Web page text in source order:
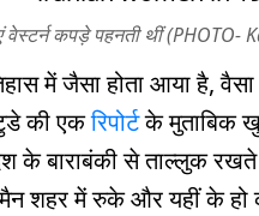
वेस्टर्न कपड़े पहनती थीं
में जैसा होता आया है,
की एकरिपोर्टके मुताबिक
के बाराबंकी से ताल्लुक
शहर में रुके और यहीं के हो